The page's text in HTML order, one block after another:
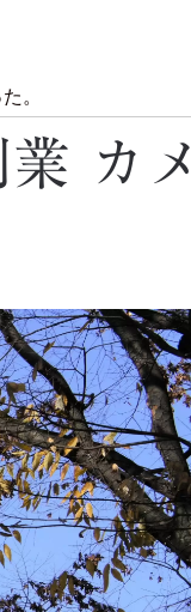
。
カメ